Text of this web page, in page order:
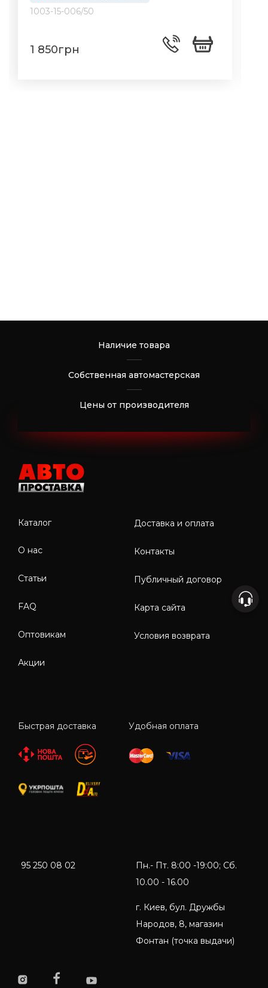
1003-15-006/50
1 850грн
Наличие товара
Собственная автомастерская
Цены от производителя
Каталог
О нас
Статьи
FAQ
Оптовикам
Акции
Доставка и оплата
Контакты
Публичный договор
Карта сайта
Условия возврата
Быстрая доставка Удобная оплата
95 250 08 02
Пн.- Пт. 8:00 -19:00; Сб.
10.00 - 16.00
г. Киев, бул. Дружбы
Народов, 8, магазин
Фонтан (точка выдачи)